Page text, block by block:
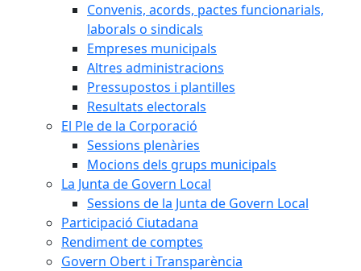
Convenis, acords, pactes funcionarials,
laborals o sindicals
Empreses municipals
Altres administracions
Pressupostos i plantilles
Resultats electorals
El Ple de la Corporació
Sessions plenàries
Mocions dels grups municipals
La Junta de Govern Local
Sessions de la Junta de Govern Local
Participació Ciutadana
Rendiment de comptes
Govern Obert i Transparència